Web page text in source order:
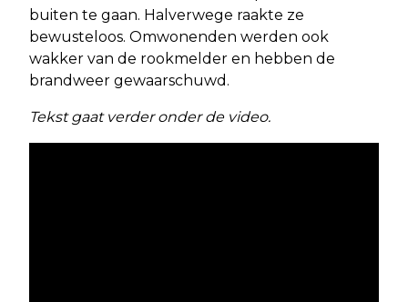
buiten te gaan. Halverwege raakte ze
bewusteloos. Omwonenden werden ook
wakker van de rookmelder en hebben de
brandweer gewaarschuwd.
Tekst gaat verder onder de video.